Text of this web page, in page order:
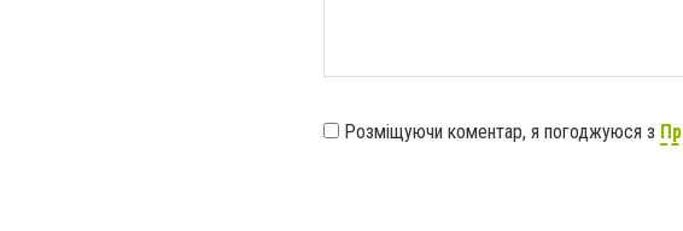
Розміщуючи коментар, я погоджуюся з